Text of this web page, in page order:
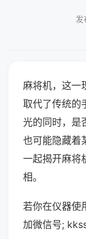
发
麻将机，这一
取代了传统的
光的同时，是
也可能隐藏着
一起揭开麻将
相。
若你在仪器使
加微信号;